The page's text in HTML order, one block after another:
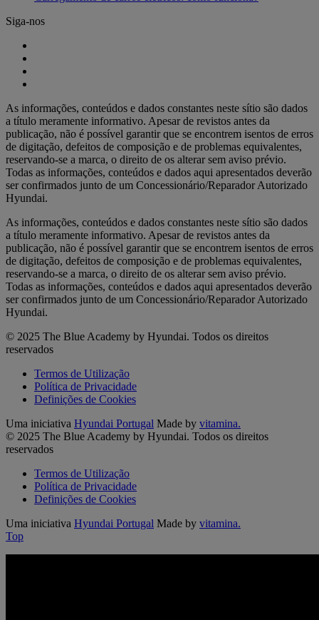
Siga-nos
As informações, conteúdos e dados constantes neste sítio são dados
a título meramente informativo. Apesar de revistos antes da
publicação, não é possível garantir que se encontrem isentos de erros
de digitação, defeitos de composição e de problemas equivalentes,
reservando-se a marca, o direito de os alterar sem aviso prévio.
Todas as informações, conteúdos e dados aqui apresentados deverão
ser confirmados junto de um Concessionário/Reparador Autorizado
Hyundai.
As informações, conteúdos e dados constantes neste sítio são dados
a título meramente informativo. Apesar de revistos antes da
publicação, não é possível garantir que se encontrem isentos de erros
de digitação, defeitos de composição e de problemas equivalentes,
reservando-se a marca, o direito de os alterar sem aviso prévio.
Todas as informações, conteúdos e dados aqui apresentados deverão
ser confirmados junto de um Concessionário/Reparador Autorizado
Hyundai.
© 2025 The Blue Academy by Hyundai. Todos os direitos
reservados
Termos de Utilização
Política de Privacidade
Definições de Cookies
Uma iniciativa Hyundai Portugal Made by vitamina.
© 2025 The Blue Academy by Hyundai. Todos os direitos
reservados
Termos de Utilização
Política de Privacidade
Definições de Cookies
Uma iniciativa Hyundai Portugal Made by vitamina.
Top